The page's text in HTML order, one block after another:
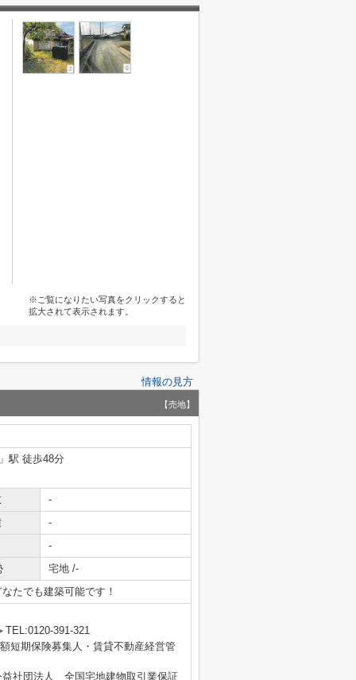
※ご覧になりたい写真をクリックすると
拡大されて表示されます。
情報の見方
【売地】
駅 徒歩48分
-
-
-
宅地 /-
たでも建築可能です！
TEL:0120-391-321
短期保険募集人・賃貸不動産経営管
社団法人 全国宅地建物取引業保証